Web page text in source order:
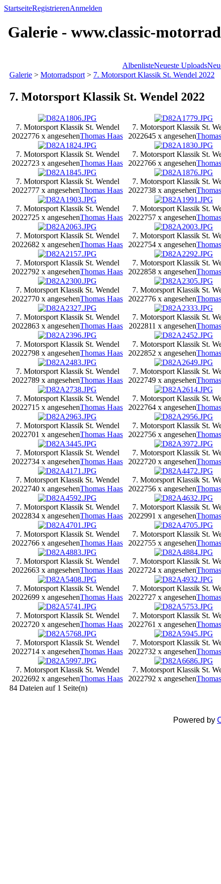
StartseiteRegistrierenAnmelden
Galerie - www.classic-
AlbenlisteNeueste Uploads
Galerie > Motorradsport > 7. Motorsport Klassik St. Wendel 2022
7. Motorsport Klassik St. Wendel 2022
7. Motorsport Klassik St. Wendel
2022776 x angesehenThomas Haas
7. Motorsport Klassik St.
2022645 x angesehen
7. Motorsport Klassik St. Wendel
2022723 x angesehenThomas Haas
7. Motorsport Klassik St.
2022766 x angesehen
7. Motorsport Klassik St. Wendel
2022777 x angesehenThomas Haas
7. Motorsport Klassik St.
2022738 x angesehen
7. Motorsport Klassik St. Wendel
2022725 x angesehenThomas Haas
7. Motorsport Klassik St.
2022757 x angesehen
7. Motorsport Klassik St. Wendel
2022682 x angesehenThomas Haas
7. Motorsport Klassik St.
2022754 x angesehen
7. Motorsport Klassik St. Wendel
2022792 x angesehenThomas Haas
7. Motorsport Klassik St.
2022858 x angesehen
7. Motorsport Klassik St. Wendel
2022770 x angesehenThomas Haas
7. Motorsport Klassik St.
2022776 x angesehen
7. Motorsport Klassik St. Wendel
2022863 x angesehenThomas Haas
7. Motorsport Klassik St.
2022811 x angesehen
7. Motorsport Klassik St. Wendel
2022798 x angesehenThomas Haas
7. Motorsport Klassik St.
2022852 x angesehen
7. Motorsport Klassik St. Wendel
2022789 x angesehenThomas Haas
7. Motorsport Klassik St.
2022749 x angesehen
7. Motorsport Klassik St. Wendel
2022715 x angesehenThomas Haas
7. Motorsport Klassik St.
2022764 x angesehen
7. Motorsport Klassik St. Wendel
2022701 x angesehenThomas Haas
7. Motorsport Klassik St.
2022756 x angesehen
7. Motorsport Klassik St. Wendel
2022734 x angesehenThomas Haas
7. Motorsport Klassik St.
2022720 x angesehen
7. Motorsport Klassik St. Wendel
2022740 x angesehenThomas Haas
7. Motorsport Klassik St.
2022756 x angesehen
7. Motorsport Klassik St. Wendel
2022834 x angesehenThomas Haas
7. Motorsport Klassik St.
2022991 x angesehen
7. Motorsport Klassik St. Wendel
2022766 x angesehenThomas Haas
7. Motorsport Klassik St.
2022755 x angesehen
7. Motorsport Klassik St. Wendel
2022663 x angesehenThomas Haas
7. Motorsport Klassik St.
2022724 x angesehen
7. Motorsport Klassik St. Wendel
2022699 x angesehenThomas Haas
7. Motorsport Klassik St.
2022727 x angesehen
7. Motorsport Klassik St. Wendel
2022720 x angesehenThomas Haas
7. Motorsport Klassik St.
2022761 x angesehen
7. Motorsport Klassik St. Wendel
2022714 x angesehenThomas Haas
7. Motorsport Klassik St.
2022732 x angesehen
7. Motorsport Klassik St. Wendel
2022692 x angesehenThomas Haas
7. Motorsport Klassik St.
2022792 x angesehen
84 Dateien auf 1 Seite(n)
Powered by